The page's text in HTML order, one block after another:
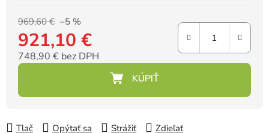
969,60 € –5 %
921,10 €
748,90 € bez DPH
Tlač Opýtať sa Strážiť Zdieľať